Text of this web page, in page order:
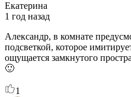
Екатерина
1 год назад
Александр, в комнате
подсветкой, которое
ощущается замкнутого
🙂
1